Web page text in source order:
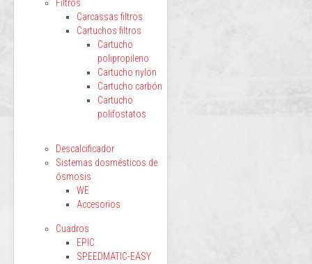
Filtros
Carcassas filtros
Cartuchos filtros
Cartucho
polipropileno
Cartucho nylon
Cartucho carbón
Cartucho
polifostatos
Descalcificador
Sistemas dosmésticos de
ósmosis
WE
Accesorios
Cuadros
EPIC
SPEEDMATIC-EASY